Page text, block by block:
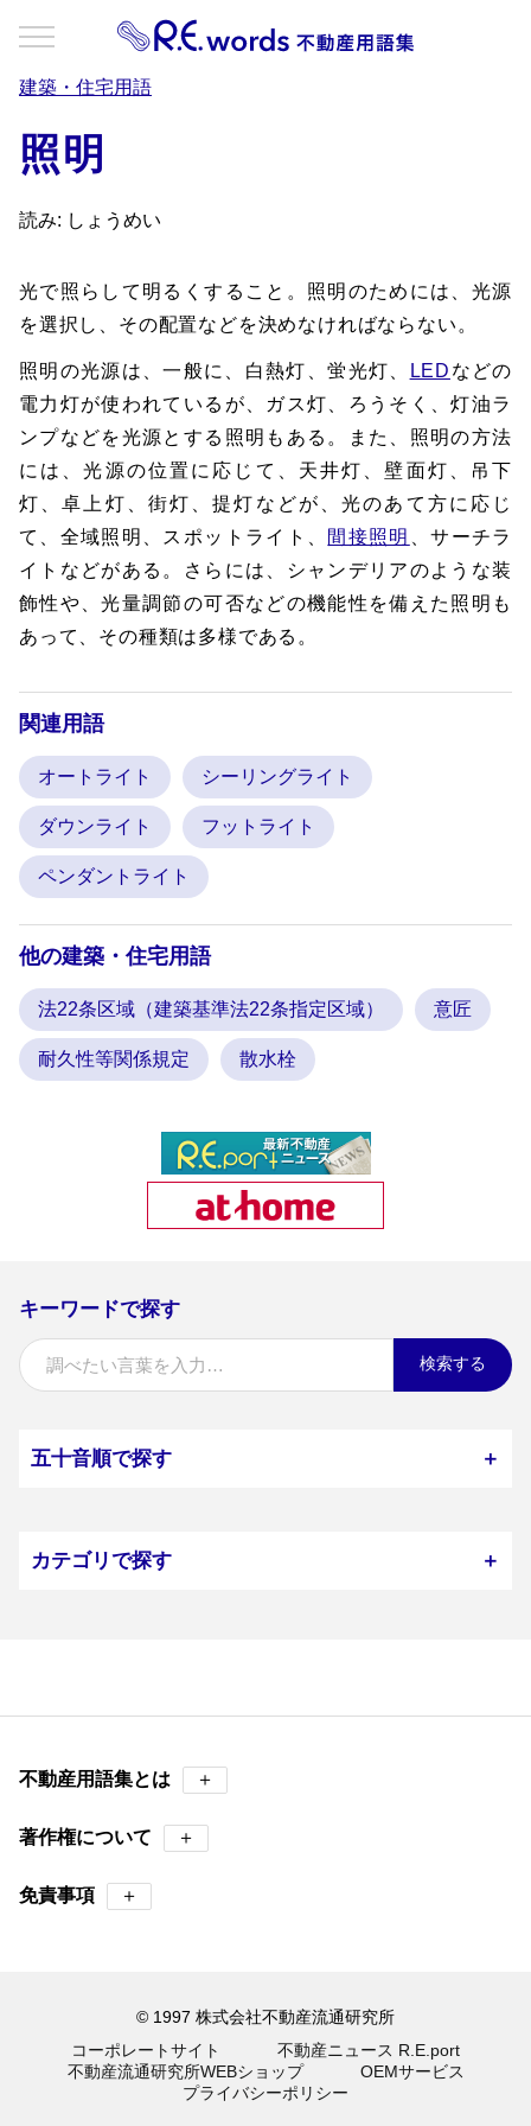
キーワードで探す
検索する
五十音順で探す ＋
カテゴリで探す ＋
建築・住宅用語
照明
読み: しょうめい
光で照らして明るくすること。照明のためには、光源
を選択し、その配置などを決めなければならない。
照明の光源は、一般に、白熱灯、蛍光灯、 LED などの
電力灯が使われているが、ガス灯、ろうそく、灯油ラ
ンプなどを光源とする照明もある。また、照明の方法
には、光源の位置に応じて、天井灯、壁面灯、吊下
灯、卓上灯、街灯、提灯などが、光のあて方に応じ
て、全域照明、スポットライト、 間接照明
、サーチラ
イトなどがある。さらには、シャンデリアのような装
飾性や、光量調節の可否などの機能性を備えた照明も
あって、その種類は多様である。
関連用語
オートライト シーリングライト
ダウンライト フットライト
ペンダントライト
他の建築・住宅用語
法22条区域（建築基準法22条指定区域） 意匠
耐久性等関係規定 散水栓
不動産用語集とは ＋
著作権について ＋
免責事項 ＋
© 1997 株式会社不動産流通研究所
コーポレートサイト
不動産ニュース R.E.port
不動産流通研究所WEBショップ
OEMサービス
プライバシーポリシー